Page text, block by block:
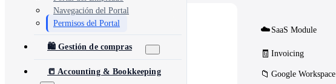
💎Modules
📊
Assets, inventory & more
☁️ SaaS Module
🧾 Invoicing
📁 Google Workspace
Navegación del Portal
Permisos del Portal
🛍️ Gestión de compras
📒 Accounting & Bookkeeping